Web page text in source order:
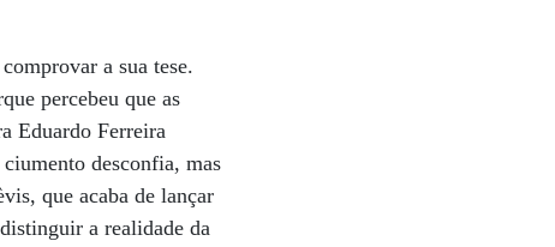
a sua tese.
percebeu que as
Eduardo Ferreira
desconfia, mas
que acaba de lançar
a realidade da